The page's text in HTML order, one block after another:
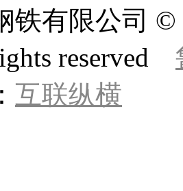
铁有限公司
reserved
互联纵横